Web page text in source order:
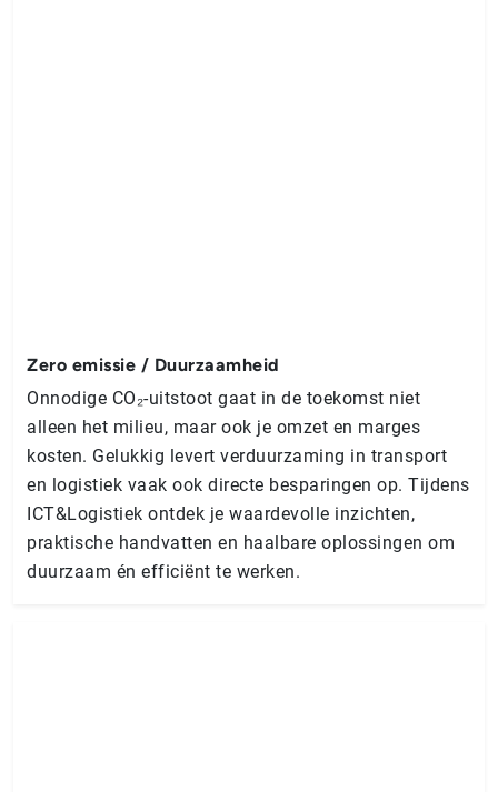
Zero emissie / Duurzaamheid
Onnodige CO₂-uitstoot gaat in de toekomst niet
alleen het milieu, maar ook je omzet en marges
kosten. Gelukkig levert verduurzaming in transport
en logistiek vaak ook directe besparingen op. Tijdens
ICT&Logistiek ontdek je waardevolle inzichten,
praktische handvatten en haalbare oplossingen om
duurzaam én efficiënt te werken.